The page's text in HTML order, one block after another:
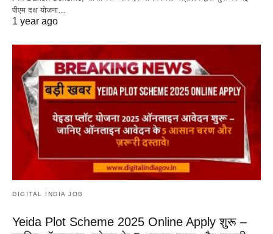
पीएम दक्ष योजना…
1 year ago
DIGITAL INDIA JOB
Yeida Plot Scheme 2025 Online Apply शुरू –